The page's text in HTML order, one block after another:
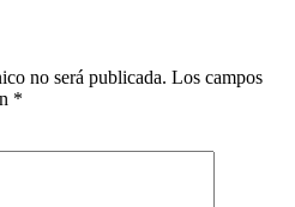
no será publicada. Los campos
*